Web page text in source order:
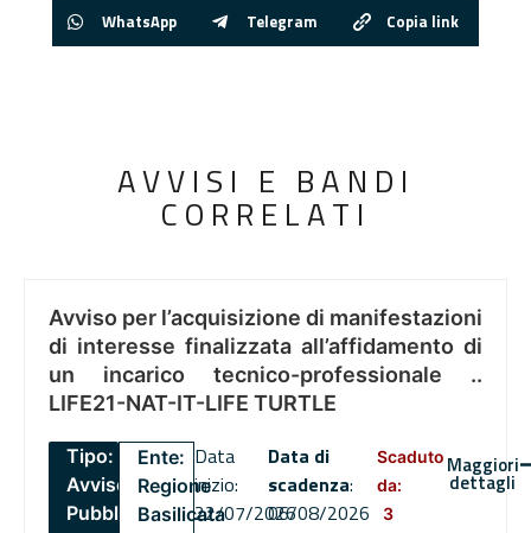
WhatsApp Telegram Copia link
AVVISI E BANDI
CORRELATI
Avviso per l’acquisizione di manifestazioni
di interesse finalizzata all’affidamento di
un incarico tecnico-professionale ..
LIFE21-NAT-IT-LIFE TURTLE
Tipo:
Avviso
Pubblico
Ente:
Regione
Basilicata
Data
inizio:
22/07/2026
Data di
scadenza:
06/08/2026
Scaduto
da:
3
Maggiori
dettagli